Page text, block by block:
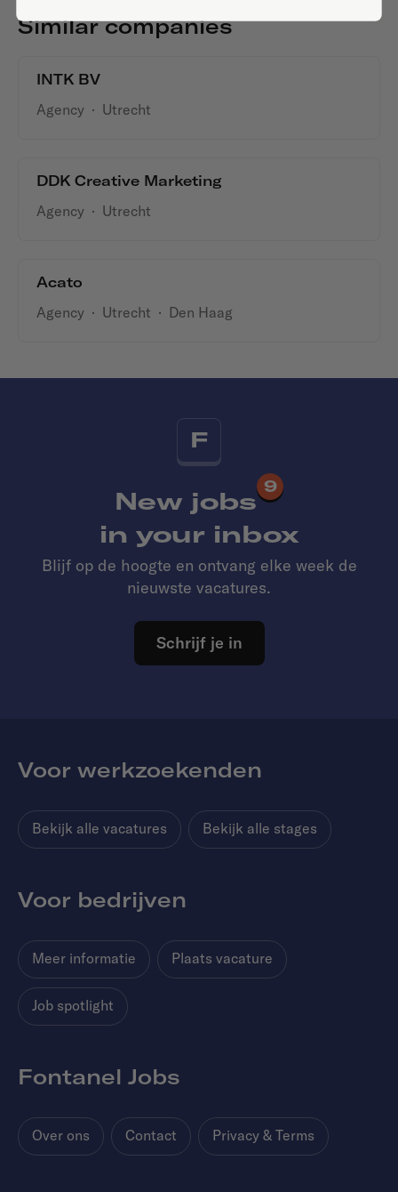
Similar companies
INTK BV
Agency · Utrecht
DDK Creative Marketing
Agency · Utrecht
Acato
Agency · Utrecht · Den Haag
F
New jobs
9
in your inbox
Blijf op de hoogte en ontvang elke week de
nieuwste vacatures.
Schrijf je in
Voor werkzoekenden
Bekijk alle vacatures Bekijk alle stages
Voor bedrijven
Meer informatie Plaats vacature
Job spotlight
Fontanel Jobs
Over ons Contact Privacy & Terms